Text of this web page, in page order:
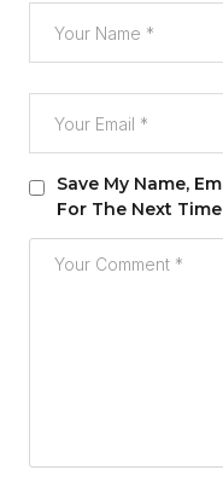
Save My Name,
For The Next